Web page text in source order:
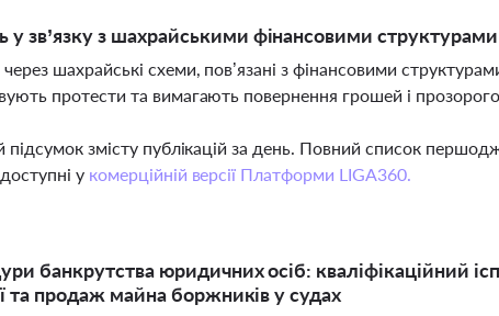
зв’язку з шахрайськими фінансовими
шахрайські схеми, пов’язані з фінансовими
протести та вимагають повернення грошей і
змісту публікацій за день. Повний список
у комерційній версії Платформи LIGA360.
банкрутства юридичних осіб: кваліфікаційний
та продаж майна боржників у судах